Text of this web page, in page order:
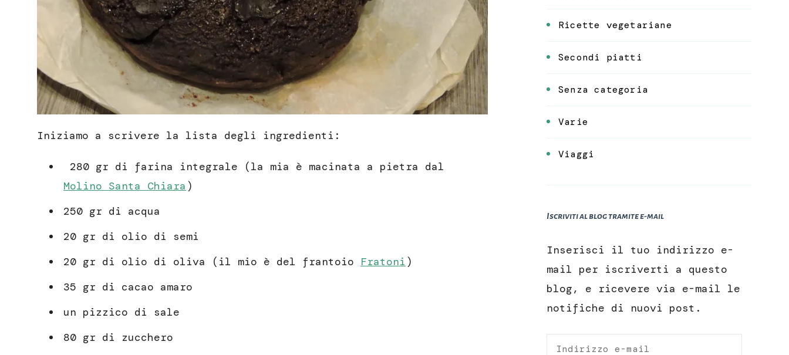
Iniziamo a scrivere la lista degli ingredienti:
280 gr di farina integrale (la mia è macinata a pietra dal
Molino Santa Chiara )
250 gr di acqua
20 gr di olio di semi
20 gr di olio di oliva (il mio è del frantoio Fratoni )
35 gr di cacao amaro
un pizzico di sale
80 gr di zucchero
Ricette vegetariane
Secondi piatti
Senza categoria
Varie
Viaggi
Iscriviti al blog tramite e-mail
Inserisci il tuo indirizzo e-
mail per iscriverti a questo
blog, e ricevere via e-mail le
notifiche di nuovi post.
Indirizzo